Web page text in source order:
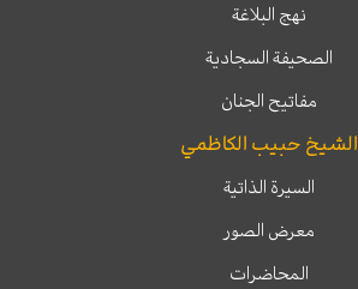
نهج البلاغة
الصحيفة السجادية
مفاتيح الجنان
الشيخ حبيب الكاظمي
السيرة الذاتية
معرض الصور
المحاضرات